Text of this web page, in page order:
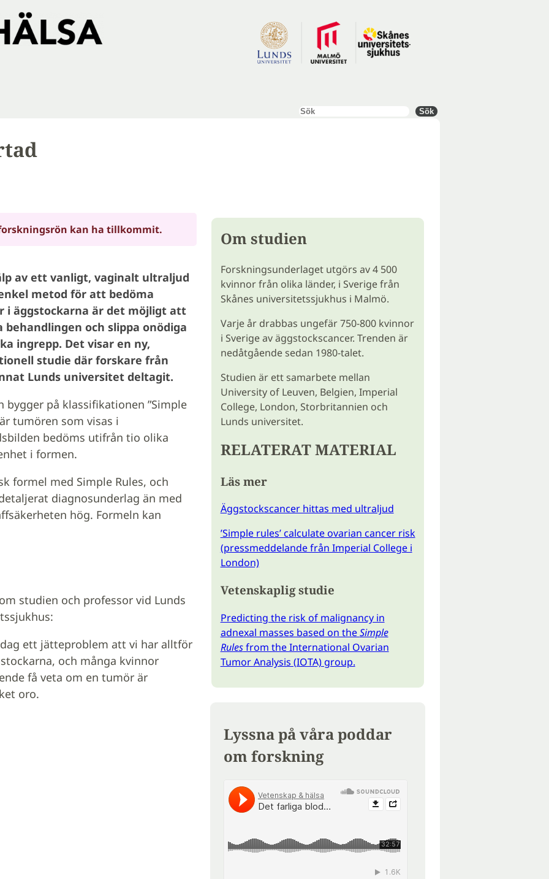
Sök Sök
kan ha tillkommit.
av ett vanligt, vaginalt ultraljud
metod för att bedöma
i äggstockarna är det möjligt att
behandlingen och slippa onödiga
ingrepp. Det visar en ny,
studie där forskare från
Lunds universitet deltagit.
bygger på klassifikationen ”Simple
tumören som visas i
bedöms utifrån tio olika
i formen.
formel med Simple Rules, och
diagnosunderlag än med
hög. Formeln kan
studien och professor vid Lunds
ett jätteproblem att vi har alltför
och många kvinnor
få veta om en tumör är
oro.
Om studien
Forskningsunderlaget utgörs av 4 500
kvinnor från olika länder, i Sverige från
Skånes universitetssjukhus i Malmö.
Varje år drabbas ungefär 750-800 kvinnor
i Sverige av äggstockscancer. Trenden är
nedåtgående sedan 1980-talet.
Studien är ett samarbete mellan
University of Leuven, Belgien, Imperial
College, London, Storbritannien och
Lunds universitet.
RELATERAT MATERIAL
Läs mer
Äggstockscancer hittas med ultraljud
’Simple rules’ calculate ovarian cancer risk
(pressmeddelande från Imperial College i
London)
Vetenskaplig studie
Predicting the risk of malignancy in
adnexal masses based on theSimple
Rulesfrom the International Ovarian
Tumor Analysis (IOTA) group.
Lyssna på våra poddar
om forskning